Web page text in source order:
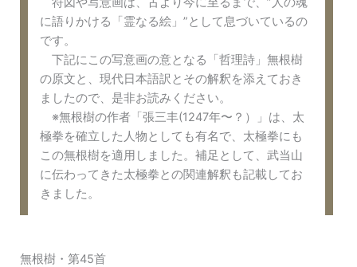
に語りかける「霊なる絵」”として息づいているの
です。
下記にこの写意画の意となる「哲理詩」無根樹
の原文と、現代日本語訳とその解釈を添えておき
ましたので、是非お読みください。
※無根樹の作者「張三丰(1247年〜？）」は、太
極拳を確立した人物としても有名で、太極拳にも
この無根樹を適用しました。補足として、武当山
に伝わってきた太極拳との関連解釈も記載してお
きました。
無根樹・第45首